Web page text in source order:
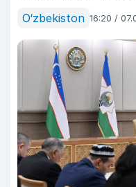
O‘zbekiston 16:20 /